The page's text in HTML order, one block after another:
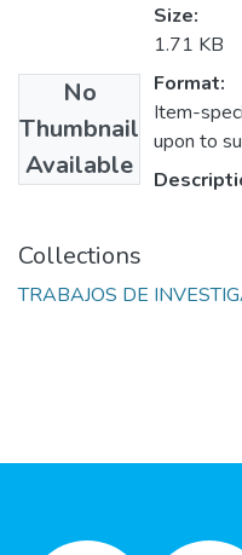
No
Thumbnail
Available
Size:
1.71 KB
Format:
Item-
upon to
Collections
TRABAJOS DE